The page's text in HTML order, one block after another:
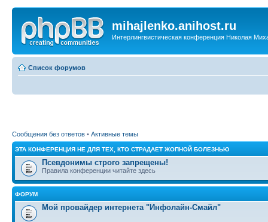
mihajlenko.anihost.ru
Интерлингвистическая конференция Николая
Список форумов
Сообщения без ответов • Активные темы
ЭТА КОНФЕРЕНЦИЯ НЕ ДЛЯ ТЕХ, КТО СТРАДАЕТ ЖОПНОЙ БОЛЕЗНЬЮ
Псевдонимы строго запрещены!
Правила конференции читайте здесь
ФОРУМ
Мой провайдер интернета "Инфолайн-Смайл"